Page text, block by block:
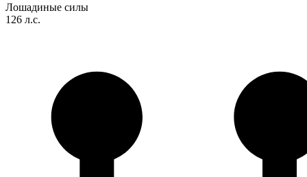
Лошадиные силы
126 л.с.